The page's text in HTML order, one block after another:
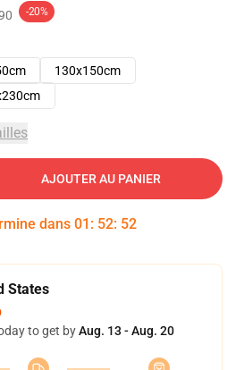
-20%
130x150cm
AJOUTER AU PANIER
dans 01 : 52: 51
States
to get byAug. 13 - Aug. 20